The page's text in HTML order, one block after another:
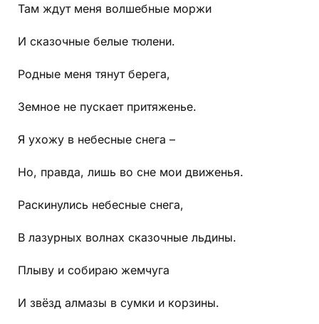
Там ждут меня волшебные моржи
И сказочные белые тюлени.
Родные меня тянут берега,
Земное не пускает притяженье.
Я ухожу в небесные снега –
Но, правда, лишь во сне мои движенья.
Раскинулись небесные снега,
В лазурных волнах сказочные льдины.
Плыву и собираю жемчуга
И звёзд алмазы в сумки и корзины.